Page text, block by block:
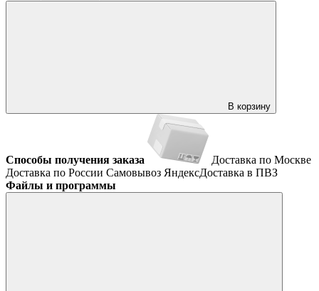
В корзину
Способы получения заказа
Доставка по Москве
Доставка по России Самовывоз ЯндексДоставка в ПВЗ
Файлы и программы